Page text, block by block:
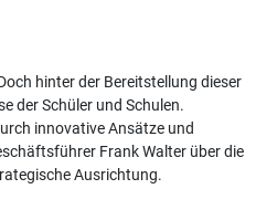
hinter der Bereitstellung dieser
der Schüler und Schulen.
innovative Ansätze und
Frank Walter über die
Ausrichtung.